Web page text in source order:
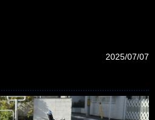
2025/07/07